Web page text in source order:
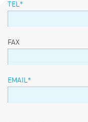
TEL*
FAX
EMAIL*